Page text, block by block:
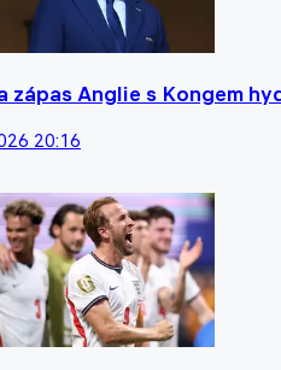
zápas Anglie s Kongem
20:16